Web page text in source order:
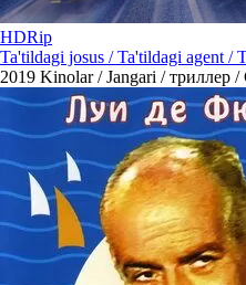
HDRip
Ta'tildagi josus / Ta'tildagi agent /
2019 Kinolar / Jangari /